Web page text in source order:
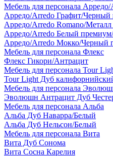
Мебель для персонала Арредо/
Арредо/Arredo Графит/Черный
Арредо/Arredo Romano/Металл
Арредо/Arredo Белый
Арредо/Arredo Мокко/Черный
Мебель для персонала Флекс
Флекс Гикори/Антрацит
Мебель для персонала Tour
Tour Light Дуб
Мебель для персонала
Эволюшн Антрацит Дуб
Мебель для персонала Альба
Альба Дуб Наварра/Белый
Альба Дуб Нельсон/Белый
Мебель для персонала Вита
Вита Дуб Сонома
Вита Сосна Карелия